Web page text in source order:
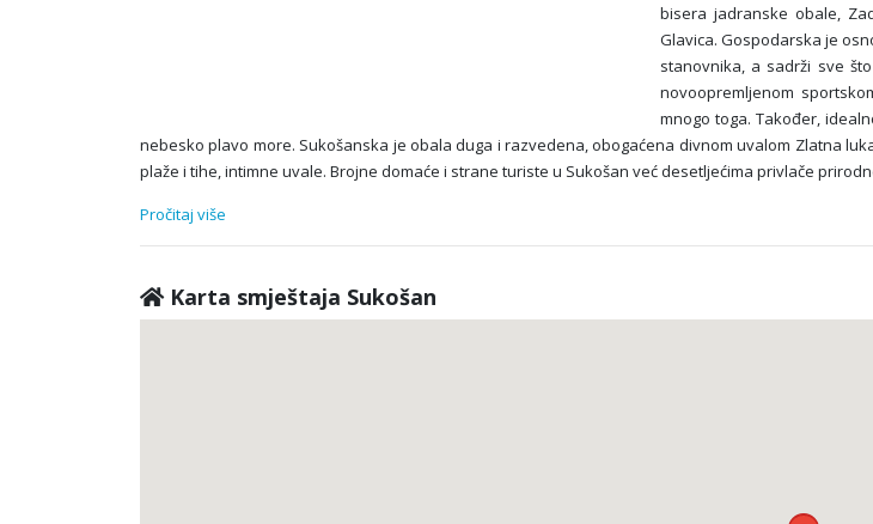
bisera jadranske obale,
Glavica. Gospodarska je
stanovnika, a sadrži sve
novoopremljenom
mnogo toga. Također,
nebesko plavo more. Sukošanska je obala duga i razvedena, obogaćena divnom uvalom Zlatna
plaže i tihe, intimne uvale. Brojne domaće i strane turiste u Sukošan već desetljećima privlače
Pročitaj više
Karta smještaja Sukošan